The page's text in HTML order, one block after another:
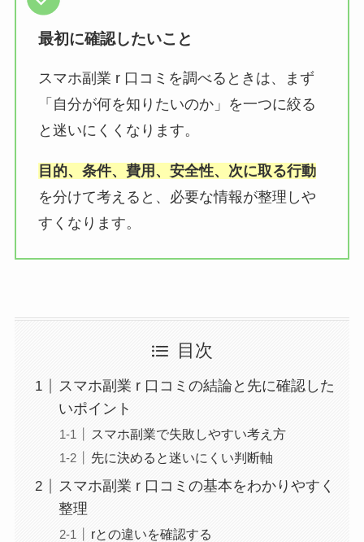
最初に確認したいこと
スマホ副業 r 口コミを調べるときは、まず
「自分が何を知りたいのか」を一つに絞る
と迷いにくくなります。
目的、条件、費用、安全性、次に取る行動
を分けて考えると、必要な情報が整理しや
すくなります。
目次
スマホ副業 r 口コミの結論と先に確認した
いポイント
スマホ副業で失敗しやすい考え方
先に決めると迷いにくい判断軸
スマホ副業 r 口コミの基本をわかりやすく
整理
rとの違いを確認する